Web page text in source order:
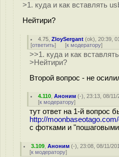
>1. куда и как вставлять
Нейтири?
4.75 ,ZloySergant (ok), 20:39,
[ответить] [к модератору]
>>1. куда и как
>Нейтири?
Второй вопрос - не
4.110 ,Аноним (-), 23:13, 08/11/
[к модератору]
тут ответ на 1-й вопрос
http://
с фотками и
3.109 ,Аноним (-), 23:08, 08/11/
[к модератору]